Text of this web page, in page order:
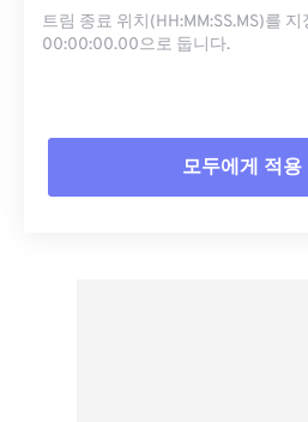
트림 종료 위치(HH:MM:SS.MS)를
00:00:00.00으로 둡니다.
모두에게 적용